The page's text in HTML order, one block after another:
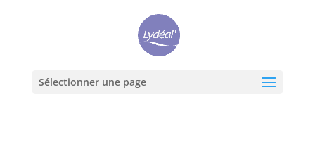
Sélectionner une page